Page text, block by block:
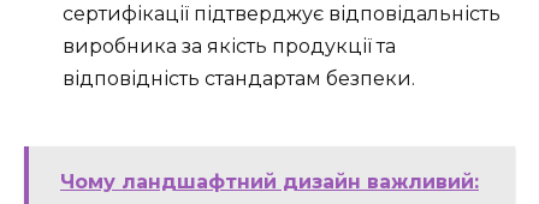
сертифікації підтверджує відповідальність
виробника за якість продукції та
відповідність стандартам безпеки.
Чому ландшафтний дизайн важливий: